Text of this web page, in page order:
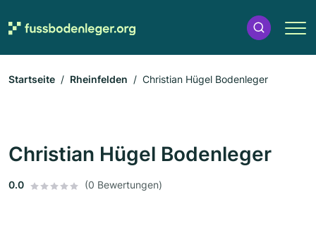
Startseite Rheinfelden Christian Hügel Bodenleger
Christian Hügel Bodenleger
0.0 (0 Bewertungen)